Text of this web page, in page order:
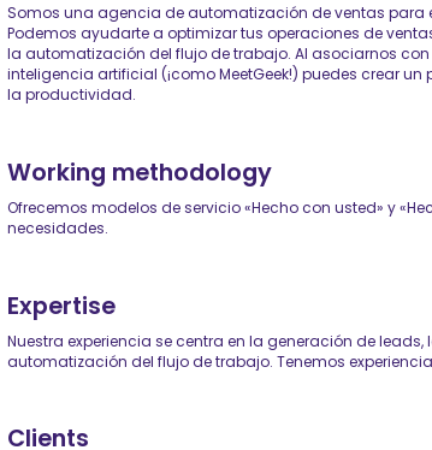
Somos una agencia de automatización de ventas para
Podemos ayudarte a optimizar tus operaciones de
la automatización del flujo de trabajo. Al asociarnos
inteligencia artificial (¡como MeetGeek!) puedes crear
la productividad.
Working methodology
Ofrecemos modelos de servicio «Hecho con usted» y
necesidades.
Expertise
Nuestra experiencia se centra en la generación de
automatización del flujo de trabajo. Tenemos
Clients